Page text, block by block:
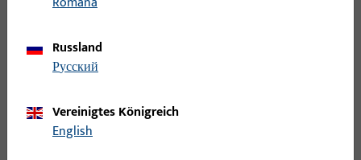
Türschließer
Verlängerung
Wendelager
Wetterschenkel
Russland
русский
Vereinigtes Königreich
English